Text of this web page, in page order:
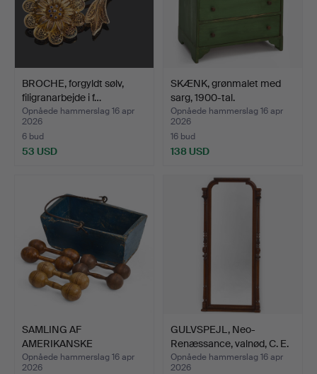
BROCHE, forgyldt sølv,
filigranarbejde i f…
Opnåede hammerslag 16 apr
2026
6 bud
53 USD
SKÆNK, grønmalet med
sarg, 1900-tal.
Opnåede hammerslag 16 apr
2026
16 bud
138 USD
SAMLING AF
AMERIKANSKE
HÅNDVÆGTE, forskell…
Opnåede hammerslag 16 apr
2026
GULVSPEJL, Neo-
Renæssance, valnød, C. E.
J…
Opnåede hammerslag 16 apr
2026